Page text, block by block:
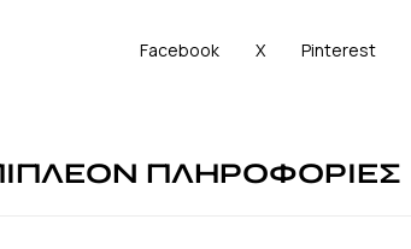
Facebook X Pinterest
ΠΛΗΡΟΦΟΡΙΕΣ